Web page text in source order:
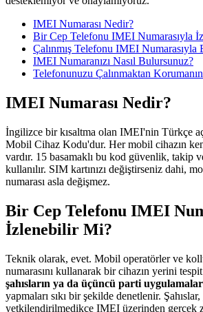
IMEI Numarası Nedir?
Bir Cep Telefonu IMEI Numarasıyla
Çalınmış Telefonu IMEI Numarasıyla
IMEI Numaranızı Nasıl Bulursunuz?
Telefonunuzu Çalınmaktan
IMEI Numarası Nedir?
İngilizce bir kısaltma olan IMEI'nin Türkçe
Mobil Cihaz Kodu'dur. Her mobil cihazın
vardır. 15 basamaklı bu kod güvenlik, takip
kullanılır. SIM kartınızı değiştirseniz dahi,
numarası asla değişmez.
Bir Cep Telefonu IMEI
İzlenebilir Mi?
Teknik olarak, evet. Mobil operatörler ve
numarasını kullanarak bir cihazın yerini
şahısların ya da üçüncü parti
yapmaları sıkı bir şekilde denetlenir.
yetkilendirilmedikçe IMEI üzerinden gerçek